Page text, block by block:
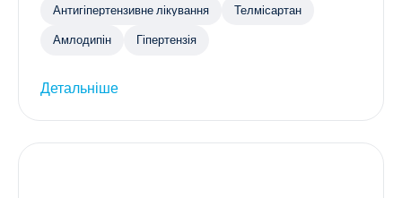
Антигіпертензивне лікування Телмісартан
Амлодипін Гіпертензія
Детальніше